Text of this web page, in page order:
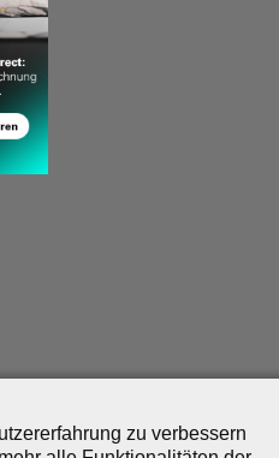
zu verbessern